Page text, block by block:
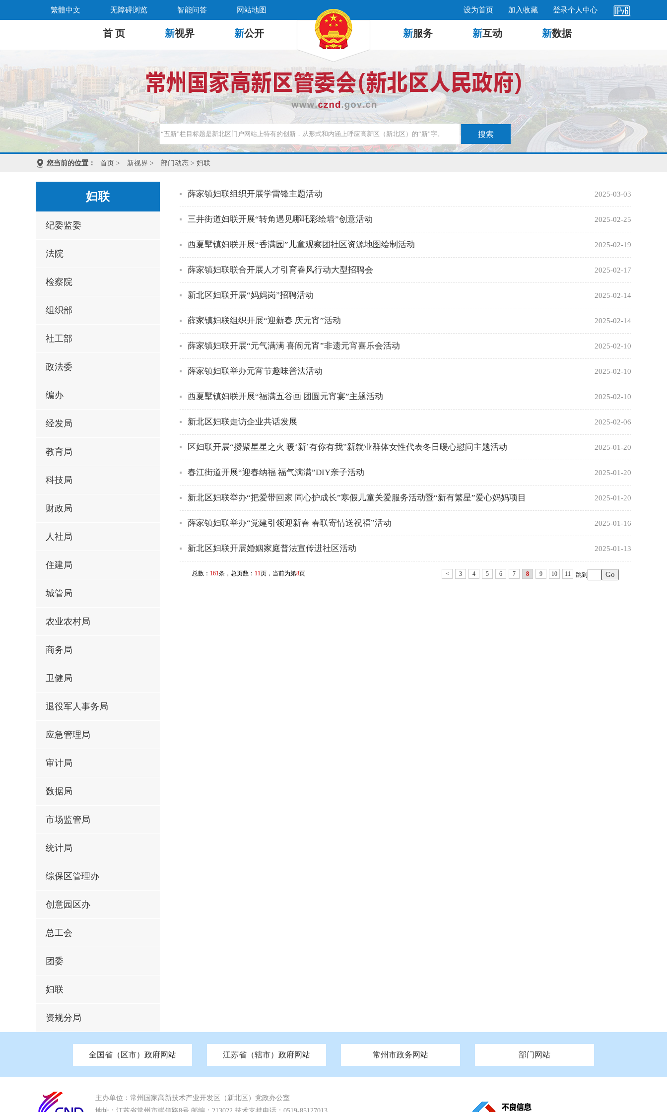
繁體中文 无障碍浏览 智能问答 网站地图 设为首页 加入收藏 登录个人中心
首 页 新视界 新公开 新服务 新互动 新数据
您当前的位置： 首页 > 新视界 > 部门动态 > 妇联
妇联
纪委监委
法院
检察院
组织部
社工部
政法委
编办
经发局
教育局
科技局
财政局
人社局
住建局
城管局
农业农村局
商务局
卫健局
退役军人事务局
应急管理局
审计局
数据局
市场监管局
统计局
综保区管理办
创意园区办
总工会
团委
妇联
资规分局
薛家镇妇联组织开展学雷锋主题活动 2025-03-03
三井街道妇联开展“转角遇见哪吒彩绘墙”创意活动 2025-02-25
西夏墅镇妇联开展“香满园”儿童观察团社区资源地图绘制活动 2025-02-19
薛家镇妇联联合开展人才引育春风行动大型招聘会 2025-02-17
新北区妇联开展“妈妈岗”招聘活动 2025-02-14
薛家镇妇联组织开展“迎新春 庆元宵”活动 2025-02-14
薛家镇妇联开展“元气满满 喜闹元宵”非遗元宵喜乐会活动 2025-02-10
薛家镇妇联举办元宵节趣味普法活动 2025-02-10
西夏墅镇妇联开展“福满五谷画 团圆元宵宴”主题活动 2025-02-10
新北区妇联走访企业共话发展 2025-02-06
区妇联开展“攒聚星星之火 暖‘新’有你有我”新就业群体女性代表冬日暖心慰问主题活动 2025-01-20
春江街道开展“迎春纳福 福气满满”DIY亲子活动 2025-01-20
新北区妇联举办“把爱带回家 同心护成长”寒假儿童关爱服务活动暨“新有繁星”爱心妈妈项目 2025-01-20
薛家镇妇联举办“党建引领迎新春 春联寄情送祝福”活动 2025-01-16
新北区妇联开展婚姻家庭普法宣传进社区活动 2025-01-13
总数： 161条，总页数： 11页，当前为第8页 < 3 4 5 6 7 8 9 10 11 跳到
全国省（区市）政府网站
北京 天津 重庆 河南 河北 山西 辽宁 吉林 黑龙江 上海 山东 江苏 浙江 安徽 福建 江西 河南 湖北
江苏省（辖市）政府网站
中国江苏 南京市政府 苏州市政府 无锡市政府 常州市政府 徐州市政府 镇江市政府 扬州市政府 泰州市政府 盐城市政府
常州市政务网站
市发改委 市工信局 市教育局 市科技局 市民族宗教事务局 市公安局 市民政局 市司法局 市财政局 市人社局 市自然资源和规划局
市应急管理局 市审计局 市外事办 市生态环境局 市城管局
部门网站
区人大 区政协 纪委监委 检察院 组织部
主办单位：常州国家高新技术产业开发区（新北区）党政办公室